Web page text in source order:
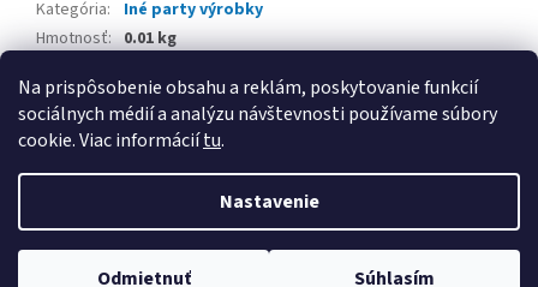
Na prispôsobenie obsahu a reklám, poskytovanie funkcií
sociálnych médií a analýzu návštevnosti používame súbory
cookie. Viac informáciítu.
Nastavenie
Odmietnuť Súhlasím
Kategória:
Iné party výrobky
Hmotnosť: 0.01 kg
Copyright 2026www.kancpapier.sk. Všetky práva vyhradené.
Upraviť nastavenie cookies